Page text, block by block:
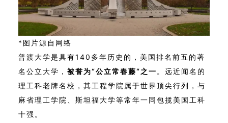
*图片源自网络
普渡大学是具有140多年历史的，美国排名前五的著
名公立大学， 被誉为“公立常春藤“之一 。远近闻名的
理工科老牌名校，其工程学院属于世界顶尖行列，与
麻省理工学院、斯坦福大学等常年一同包揽美国工科
十强。